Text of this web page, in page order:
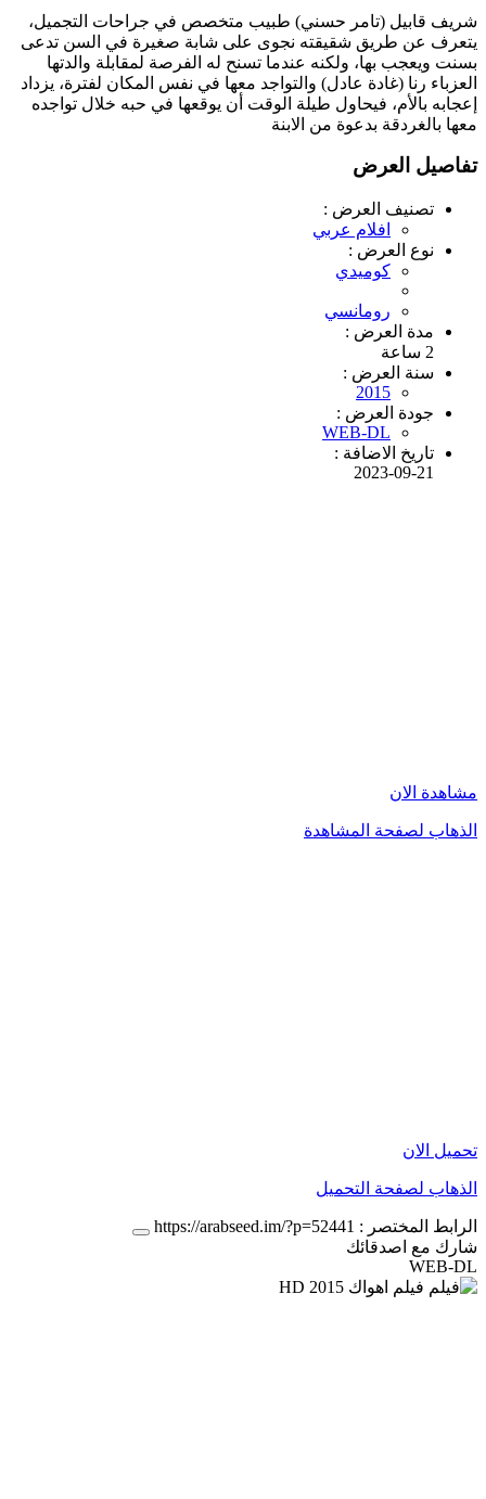
شريف قابيل (تامر حسني) طبيب متخصص في جراحات التجميل،
يتعرف عن طريق شقيقته نجوى على شابة صغيرة في السن تدعى
بسنت ويعجب بها، ولكنه عندما تسنح له الفرصة لمقابلة والدتها
العزباء رنا (غادة عادل) والتواجد معها في نفس المكان لفترة، يزداد
إعجابه بالأم، فيحاول طيلة الوقت أن يوقعها في حبه خلال تواجده
معها بالغردقة بدعوة من الابنة
تفاصيل العرض
تصنيف العرض :
افلام عربي
نوع العرض :
كوميدي
رومانسي
مدة العرض :
2 ساعة
سنة العرض :
2015
جودة العرض :
WEB-DL
تاريخ الاضافة :
2023-09-21
مشاهدة الان
الذهاب لصفحة المشاهدة
تحميل الان
الذهاب لصفحة التحميل
الرابط المختصر : https://arabseed.im/?p=52441
شارك مع اصدقائك
WEB-DL